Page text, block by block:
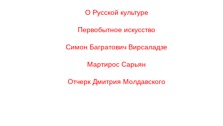
О Русской культуре
Первобытное искусство
Симон Багратович Вирсаладзе
Мартирос Сарьян
Отчерк Дмитрия Молдавского